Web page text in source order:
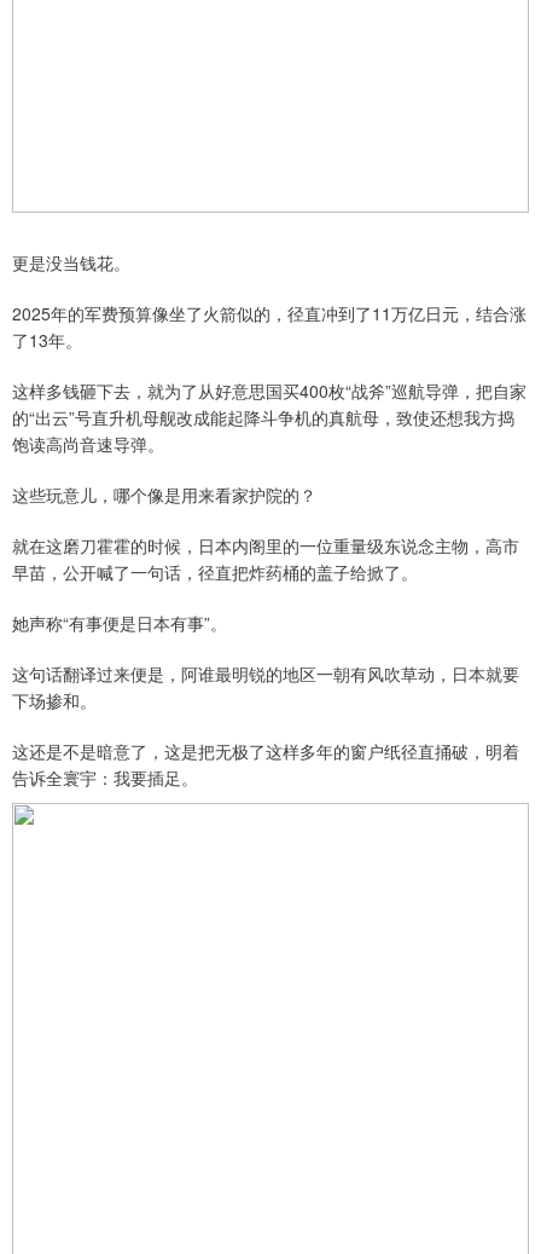
更是没当钱花。
2025年的军费预算像坐了火箭似的，径直冲到了11万亿日元，结合涨
了13年。
这样多钱砸下去，就为了从好意思国买400枚“战斧”巡航导弹，把自家
的“出云”号直升机母舰改成能起降斗争机的真航母，致使还想我方捣
饱读高尚音速导弹。
这些玩意儿，哪个像是用来看家护院的？
就在这磨刀霍霍的时候，日本内阁里的一位重量级东说念主物，高市
早苗，公开喊了一句话，径直把炸药桶的盖子给掀了。
她声称“有事便是日本有事”。
这句话翻译过来便是，阿谁最明锐的地区一朝有风吹草动，日本就要
下场掺和。
这还是不是暗意了，这是把无极了这样多年的窗户纸径直捅破，明着
告诉全寰宇：我要插足。